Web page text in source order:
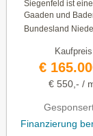
Siegenfeld ist
Gaaden und
Bundesland
Kaufpreis
€
€ 550,- /
Finanzierung